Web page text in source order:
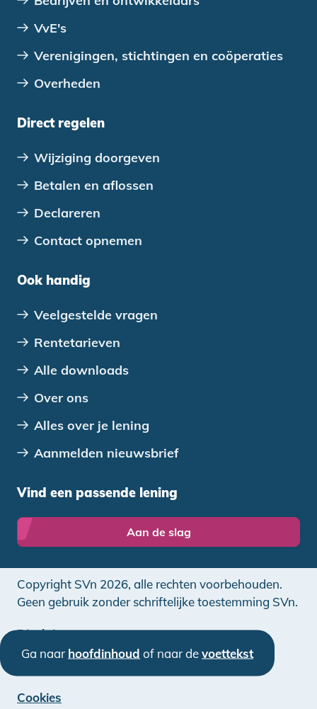
VvE's
Verenigingen, stichtingen en coöperaties
Overheden
Direct regelen
Wijziging doorgeven
Betalen en aflossen
Declareren
Contact opnemen
Ook handig
Veelgestelde vragen
Rentetarieven
Alle downloads
Over ons
Alles over je lening
Aanmelden nieuwsbrief
Vind een passende lening
Aan de slag
Copyright SVn 2026, alle rechten voorbehouden.
Geen gebruik zonder schriftelijke toestemming SVn.
Disclaimer
Cookies
Ga naar hoofdinhoud of naar devoettekst